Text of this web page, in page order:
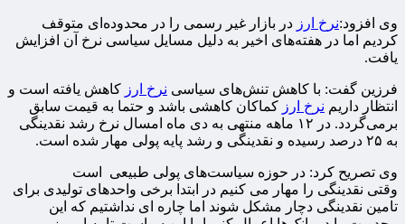
وی افزود:نرخ ارز در بازار غیر رسمی را در محدوده‌ای متوقف
کردیم اما در هفته‌های اخیر به دلیل مسایل سیاسی نرخ آن افزایش
یافت.
فرزین گفت: با کاهش تنش‌های سیاسی نرخ ارز کاهش یافته است و
انتظار داریم نرخ ارز کماکان کاهشی باشد و حتما به قیمت سابق
برمی‌گردد. در ۱۲ ماهه منتهی به دی ماه امسال نرخ رشد نقدینگی
به ۲۵ درصد رسیده و نقدینگی و رشد پایه پولی مهار شده است.
وی تصریح کرد: در حوزه سیاست‌های پولی طبیعی است
وقتی نقدینگی را مهار می کنیم در ابتدا برخی واحدهای تولیدی برای
تامین نقدینگی دچار مشکل شوند اما چاره ای نداشتیم که این